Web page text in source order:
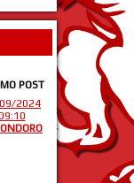
POST
2024